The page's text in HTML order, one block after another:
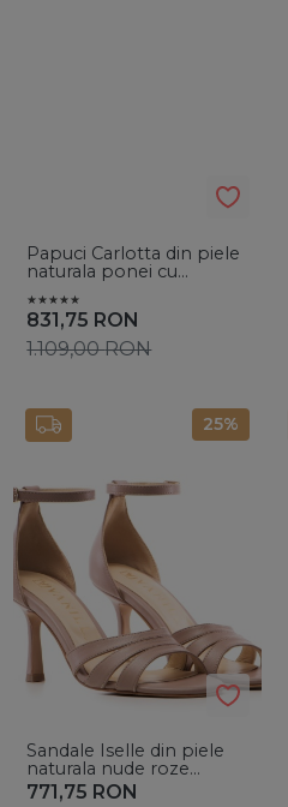
Papuci Carlotta din piele
naturala ponei cu
831,75 RON
1.109,00RON
25%
Sandale Iselle din piele
naturala nude roze
prafuit cu toc mic evazat
771,75 RON